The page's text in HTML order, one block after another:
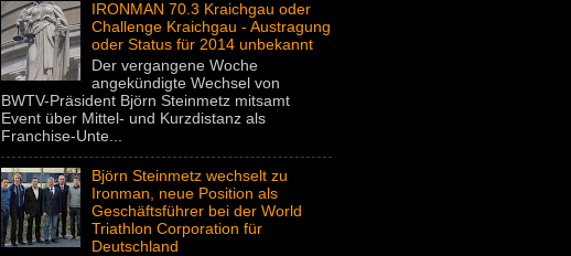
IRONMAN 70.3 Kraichgau oder
Challenge Kraichgau - Austragung
oder Status für 2014 unbekannt
Der vergangene Woche
angekündigte Wechsel von
BWTV-Präsident Björn Steinmetz mitsamt
Event über Mittel- und Kurzdistanz als
Franchise-Unte...
Björn Steinmetz wechselt zu
Ironman, neue Position als
Geschäftsführer bei der World
Triathlon Corporation für
Deutschland